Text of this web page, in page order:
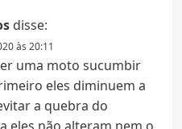
disse:
às 20:11
uma moto sucumbir
eles diminuem a
a quebra do